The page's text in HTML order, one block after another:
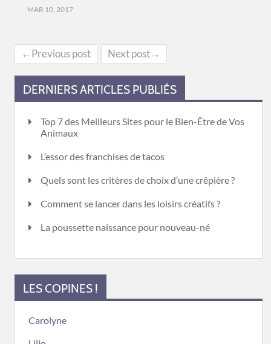
MAR 10, 2017
←Previous post Next post→
DERNIERS ARTICLES PUBLIÉS
Top 7 des Meilleurs Sites pour le Bien-Être de Vos
Animaux
L’essor des franchises de tacos
Quels sont les critères de choix d’une crêpière ?
Comment se lancer dans les loisirs créatifs ?
La poussette naissance pour nouveau-né
LES COPINES !
Carolyne